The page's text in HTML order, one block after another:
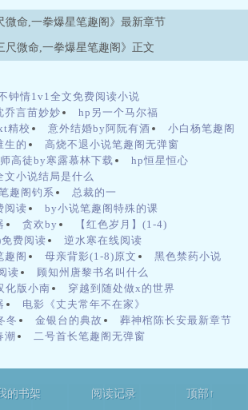
直平淡无奇，直到那一天，一个神秘的短信改
内容简单而直接：“加入我们，探索深度，获得
”李扬的好奇心被彻底激发，他决定跟随这条线
我们，科学与人性并不是对立的，而是可以相
得珍惜彼此、关注他人的人类，才能够在浩瀚
宿。《洛希极限》辩论赛当天，课程的气氛瞬
同伴们积极参与，林晨不断用她的坚持和热情
过程中，学生们逐渐展现出了他们的才华和潜
她意识到，只要给他们机会，他们便能够展现
多作者中，有一位名叫小雨的女孩，她的故事
寒，却对文学充满热爱。在她的文章中，读者
不屈与追求。她用生动的笔触描绘着街头的冷
建立起深刻的情感联系。尽管生活对她并不宽
的梦想，坚定地在写作的道路上前行。......
微命,一拳爆星笔趣阁》最新章节
尺微命,一拳爆星笔趣阁》正文
钟情1v1全文免费阅读小说
言苗妙妙
hp另一个马尔福
精校
意外结婚by阿阮有酒
小白杨笔趣阁
生的
高烧不退小说笔趣阁无弹窗
高徒by寒露慕林下载
hp恒星恒心
文小说结局是什么
趣阁钓系
总裁的一
阅读
by小说笔趣阁特殊的课
贪欢by
【红色岁月】(1-4)
费阅读
逆水寒在线阅读
趣阁
母亲背影(1-8)原文
黑色禁药小说
读
顾知州唐黎书名叫什么
化版小南
穿越到随处做x的世界
电影《丈夫常年不在家》
冬
金银台的典故
葬神棺陈长安最新章节
潮 二号首长笔趣阁无弹窗
的书架 阅读记录 顶部↑